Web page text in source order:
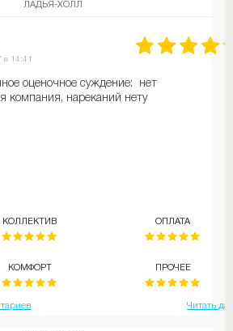
ЛАДЬЯ-ХОЛЛ
в 14:41
оценочное суждение: нет
компания, нареканий нету
КОЛЛЕКТИВ
КОМФОРТ
ОПЛАТА
ПРОЧЕЕ
Читать